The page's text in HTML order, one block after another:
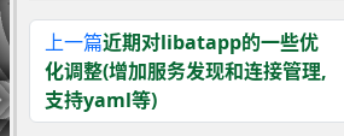
上一篇近期对libatapp的一些优
化调整(增加服务发现和连接管理,
支持yaml等)